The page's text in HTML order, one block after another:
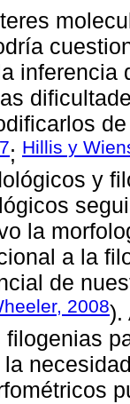
inferencia
; Hillis y
y
la
a la
de
2008).